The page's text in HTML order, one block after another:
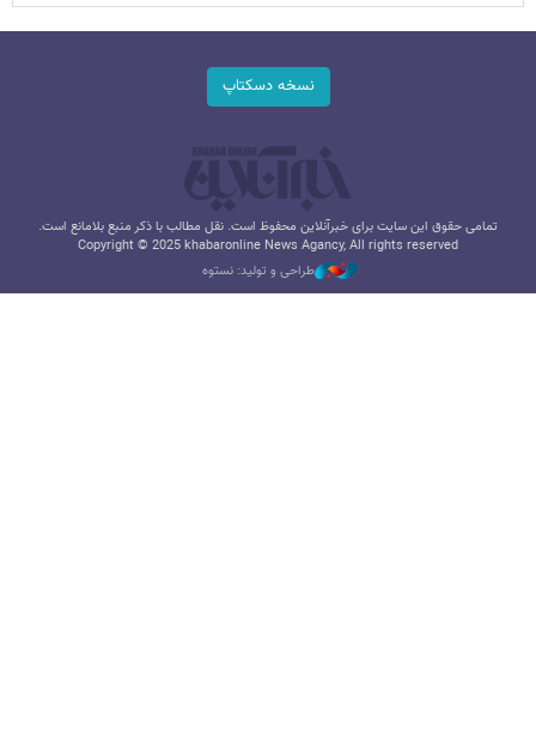
نسخه دسکتاپ
تمامی حقوق این سایت برای خبرآنلاین محفوظ است. نقل مطالب با ذکر منبع بلامانع است.
Copyright © 2025 khabaronline News Agancy, All rights reserved
طراحی و تولید: نستوه